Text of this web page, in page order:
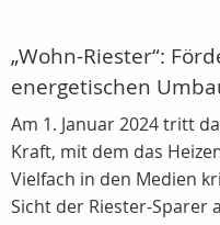
„Wohn-Riester“:
energetischen
Am 1. Januar 2024 tritt
Kraft, mit dem das
Vielfach in den Medien
Sicht der Riester-Sparer